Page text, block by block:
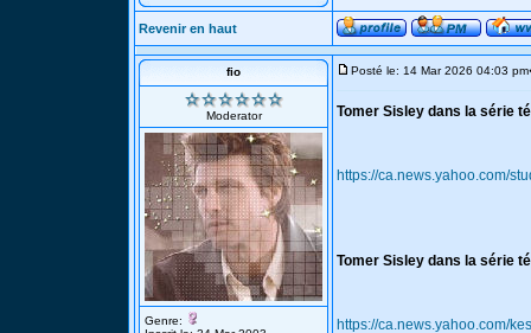
Revenir en haut
fio
Moderator
Genre:
Posté le: 14 Mar 2026 04:03 pm
Tomer Sisley dans la série
https://ca.news.yahoo.com/
Tomer Sisley dans la série
https://ca.news.yahoo.com/